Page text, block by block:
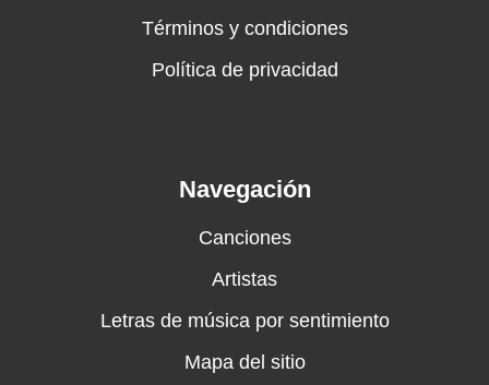
Términos y condiciones
Política de privacidad
Navegación
Canciones
Artistas
Letras de música por sentimiento
Mapa del sitio